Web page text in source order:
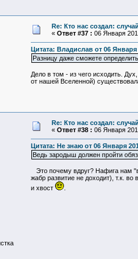
Re: Кто нас создал:
« Ответ #37 : 06 Января
Цитата: Владислав от 06 Января
Разницу даже сможете
Дело в том - из чего исходить.
от нашей Вселенной)
Re: Кто нас создал:
« Ответ #38 : 06 Января
Цитата: Не знаю от 06 Января
Ведь зародыш должен пройти
Это почему вдруг? Нафига нам
жабр развитие не доходит), т.к.
и хвост
.